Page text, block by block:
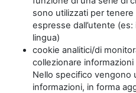
sono utilizzati per
espresse dall’utente
lingua)
cookie analitici/di
collezionare informazioni
Nello specifico vengono
informazioni, in forma